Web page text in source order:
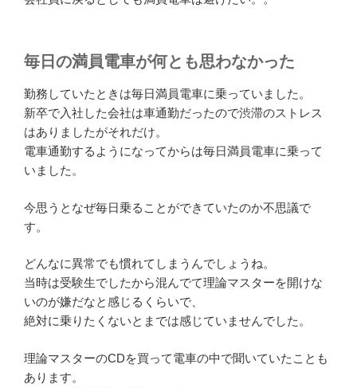
毎日の満員電車が何とも思わなかった
勤務していたときは毎日満員電車に乗っていました。
新卒で入社した会社は車通勤だったので渋滞のストレス
はありましたがそれだけ。
電車通勤するようになってからは毎日満員電車に乗って
いました。
今思うとなぜ毎日乗ることができていたのか不思議で
す。
どんなに異常でも慣れてしまうんでしょうね。
当時は受験生でしたから混んでて理論マスターを開けな
いのが嫌だなと感じるくらいで、
絶対に乗りたくないとまでは感じていませんでした。
理論マスターのCDを買って電車の中で聞いていたことも
あります。